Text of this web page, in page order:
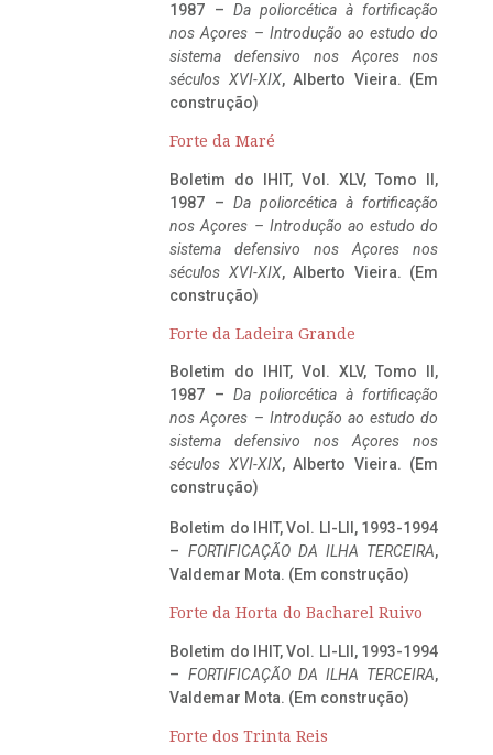
1987 – Da poliorcética à fortificação
nos Açores – Introdução ao estudo do
sistema defensivo nos Açores nos
séculos XVI-XIX, Alberto Vieira. (Em
construção)
Forte da Maré
Boletim do IHIT, Vol. XLV, Tomo II,
1987 – Da poliorcética à fortificação
nos Açores – Introdução ao estudo do
sistema defensivo nos Açores nos
séculos XVI-XIX, Alberto Vieira. (Em
construção)
Forte da Ladeira Grande
Boletim do IHIT, Vol. XLV, Tomo II,
1987 – Da poliorcética à fortificação
nos Açores – Introdução ao estudo do
sistema defensivo nos Açores nos
séculos XVI-XIX, Alberto Vieira. (Em
construção)
Boletim do IHIT, Vol. LI-LII, 1993-1994
– FORTIFICAÇÃO DA ILHA TERCEIRA,
Valdemar Mota. (Em construção)
Forte da Horta do Bacharel Ruivo
Boletim do IHIT, Vol. LI-LII, 1993-1994
– FORTIFICAÇÃO DA ILHA TERCEIRA,
Valdemar Mota. (Em construção)
Forte dos Trinta Reis